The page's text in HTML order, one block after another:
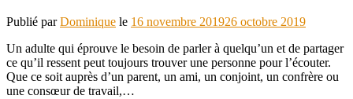
Publié parDominique le 16 novembre 201926 octobre 2019
Un adulte qui éprouve le besoin de parler à quelqu’un et de partager
ce qu’il ressent peut toujours trouver une personne pour l’écouter.
Que ce soit auprès d’un parent, un ami, un conjoint, un confrère ou
une consœur de travail,…